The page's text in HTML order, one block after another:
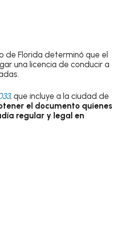
de Florida determinó que el
una licencia de conducir a
, que incluye a la ciudad de
el documento quienes
regular y legal en